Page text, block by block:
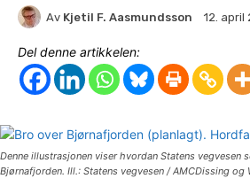
Av Kjetil F. Aasmundsson 12. april
Del denne artikkelen:
Denne illustrasjonen viser hvordan Statens vegvesen
Bjørnafjorden. Ill.: Statens vegvesen / AMCDissing og